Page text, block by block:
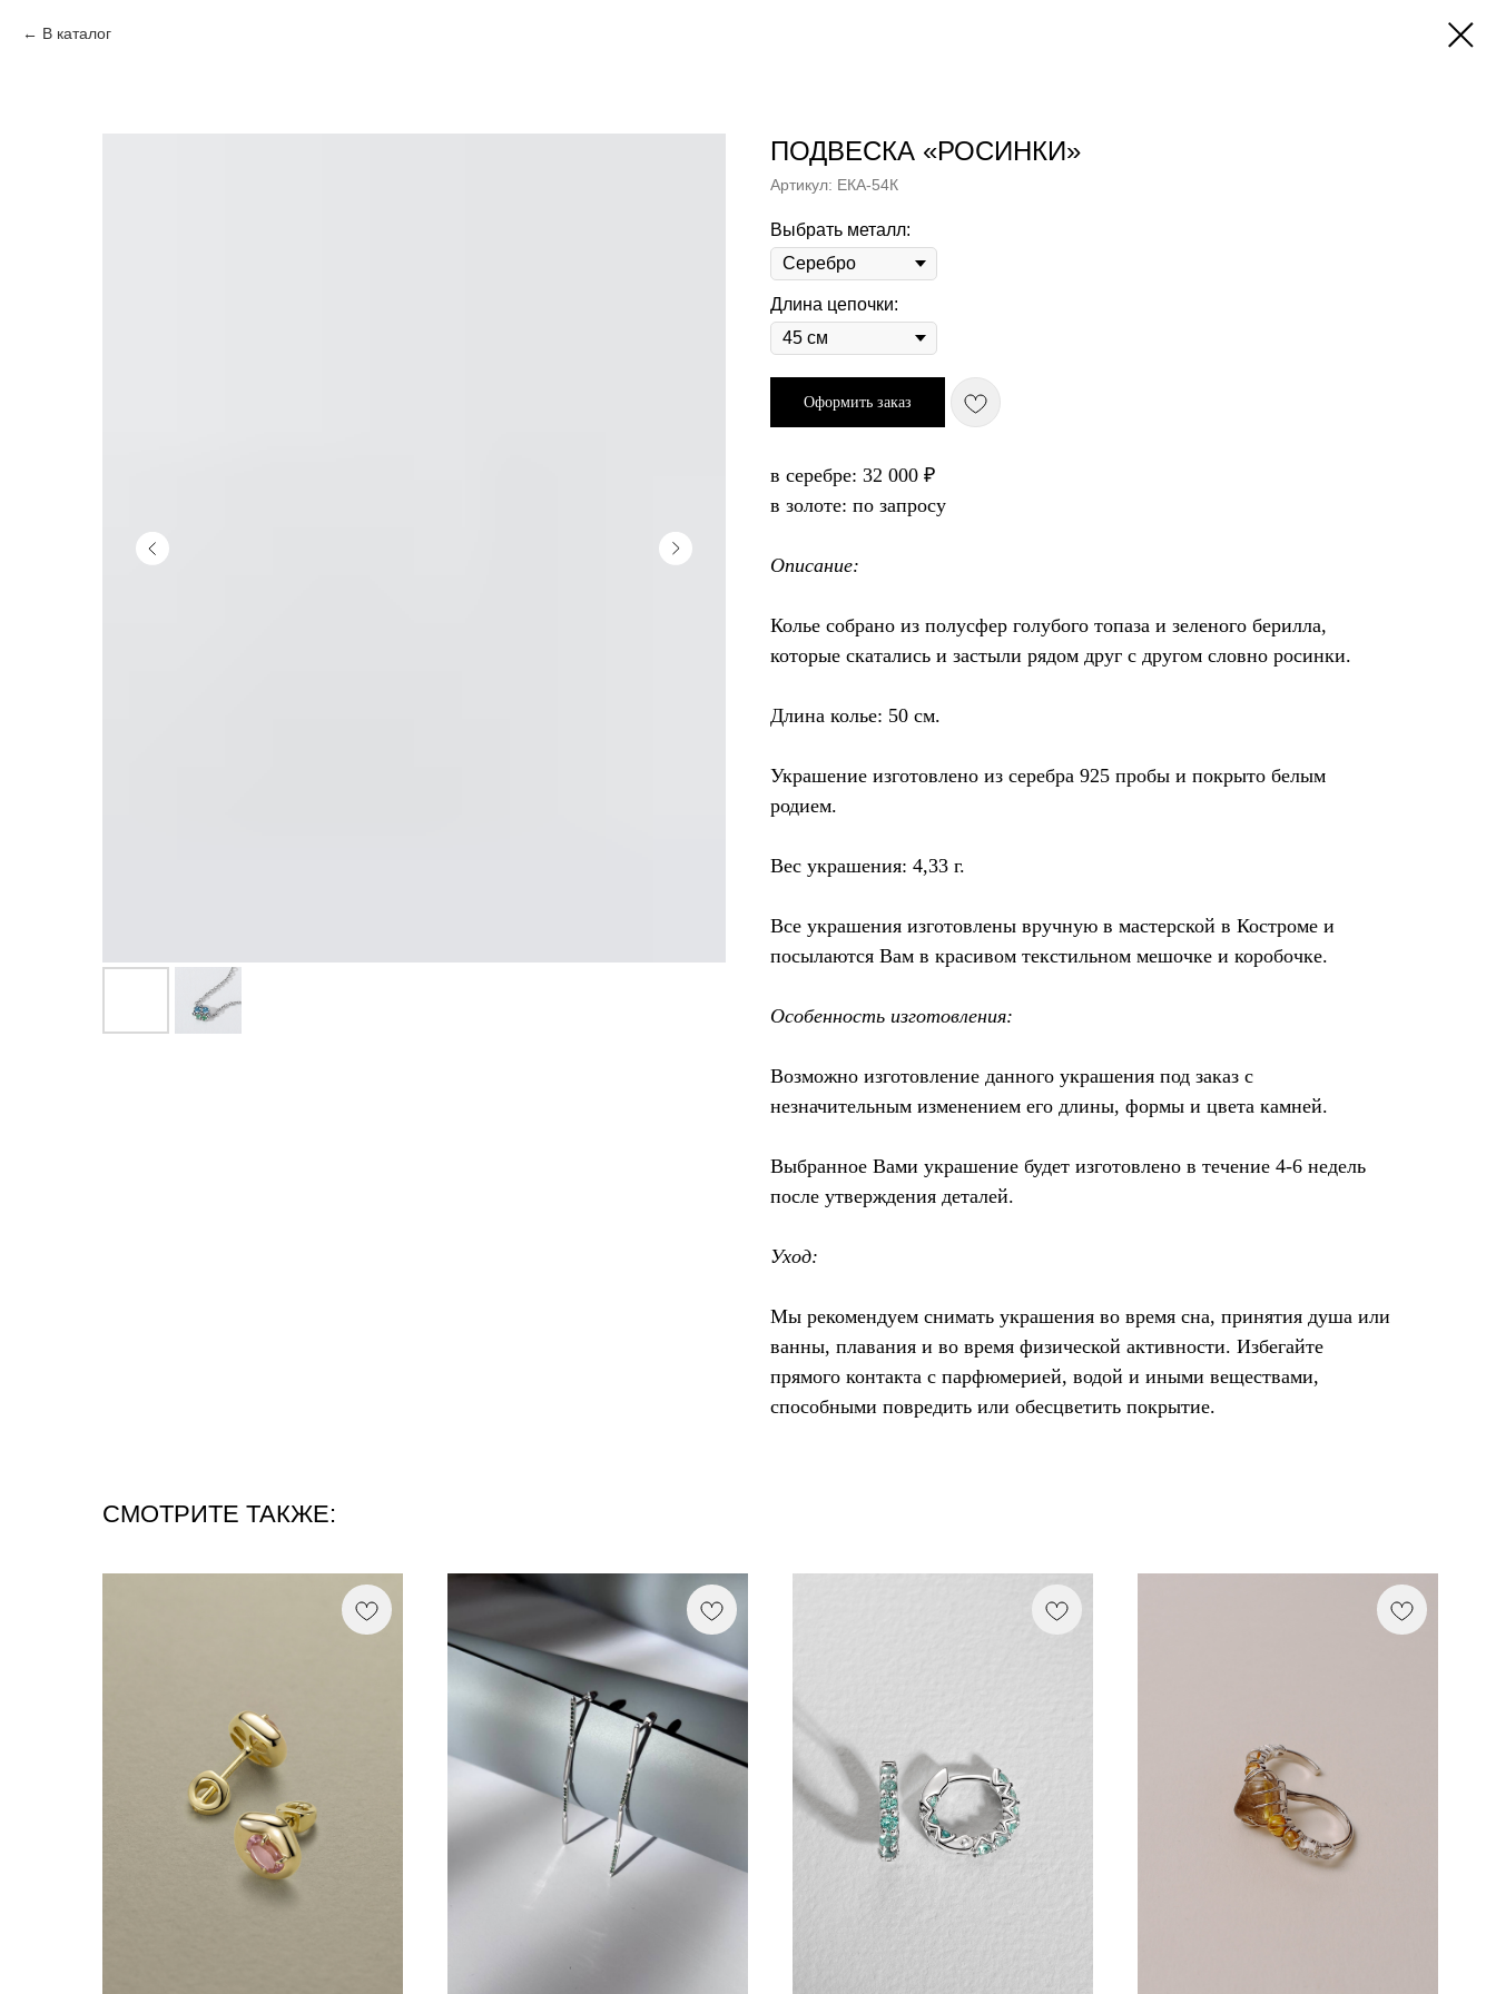
В каталог
ПОДВЕСКА «РОСИНКИ»
Артикул: ЕКА-54К
Выбрать металл:
Длина цепочки:
Оформить заказ
в серебре: 32 000 ₽
в золоте: по запросу
Описание:
Колье собрано из полусфер голубого топаза и зеленого берилла,
которые скатались и застыли рядом друг с другом словно росинки.
Длина колье: 50 см.
Украшение изготовлено из серебра 925 пробы и покрыто белым
родием.
Вес украшения: 4,33 г.
Все украшения изготовлены вручную в мастерской в Костроме и
посылаются Вам в красивом текстильном мешочке и коробочке.
Особенность изготовления:
Возможно изготовление данного украшения под заказ с
незначительным изменением его длины, формы и цвета камней.
Выбранное Вами украшение будет изготовлено в течение 4-6 недель
после утверждения деталей.
Уход:
Мы рекомендуем снимать украшения во время сна, принятия душа или
ванны, плавания и во время физической активности. Избегайте
прямого контакта с парфюмерией, водой и иными веществами,
способными повредить или обесцветить покрытие.
СМОТРИТЕ ТАКЖЕ: